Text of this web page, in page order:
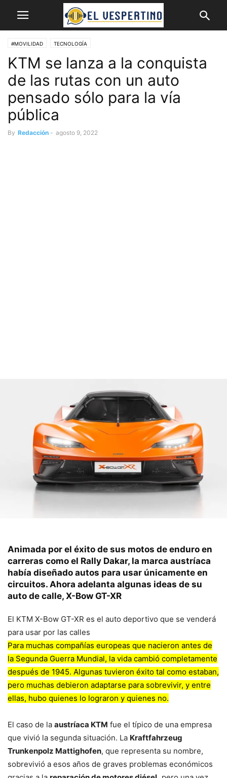
#MOVILIDAD TECNOLOGÍA
KTM se lanza a la conquista
de las rutas con un auto
pensado sólo para la vía
pública
By Redacción - agosto 9, 2022
Animada por el éxito de sus motos de enduro en
carreras como el Rally Dakar, la marca austríaca
había diseñado autos para usar únicamente en
circuitos. Ahora adelanta algunas ideas de su
auto de calle, X-Bow GT-XR
El KTM X-Bow GT-XR es el auto deportivo que se venderá
para usar por las calles
Para muchas compañías europeas que nacieron antes de
la Segunda Guerra Mundial, la vida cambió completamente
después de 1945. Algunas tuvieron éxito tal como estaban,
pero muchas debieron adaptarse para sobrevivir, y entre
ellas, hubo quienes lo lograron y quienes no.
El caso de la austríaca KTM fue el típico de una empresa
que vivió la segunda situación. La Kraftfahrzeug
Trunkenpolz Mattighofen, que representa su nombre,
sobrevivió a esos años de graves problemas económicos